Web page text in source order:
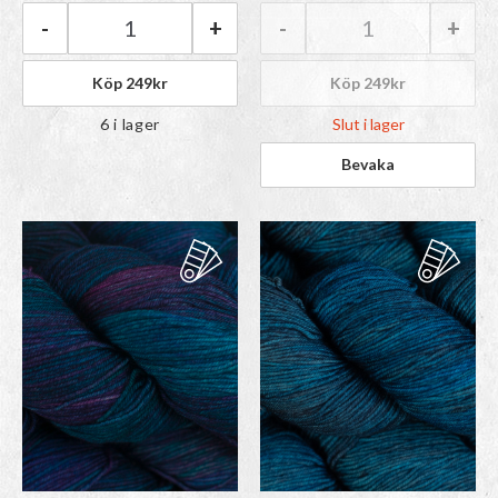
Malabrigo Ultimate Sock | 195 Black mängd
- +
Köp 249kr
6 i lager
Malabrigo
- +
Köp 249kr
Slut i lager